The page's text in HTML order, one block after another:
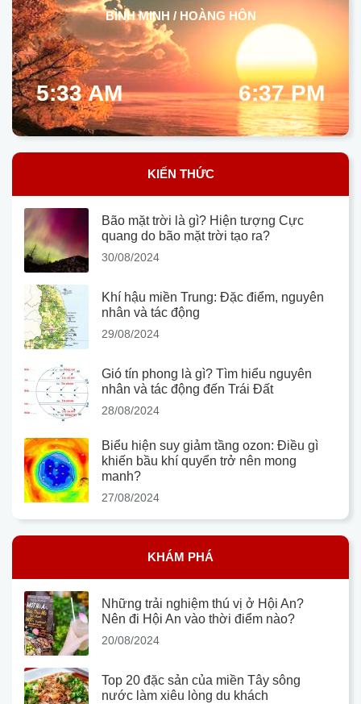
BÌNH MINH / HOÀNG HÔN
5:33 AM 6:37 PM
KIẾN THỨC
Bão mặt trời là gì? Hiện tượng Cực
quang do bão mặt trời tạo ra?
30/08/2024
Khí hậu miền Trung: Đặc điểm, nguyên
nhân và tác động
29/08/2024
Gió tín phong là gì? Tìm hiểu nguyên
nhân và tác động đến Trái Đất
28/08/2024
Biểu hiện suy giảm tầng ozon: Điều gì
khiến bầu khí quyển trở nên mong
manh?
27/08/2024
KHÁM PHÁ
Những trải nghiệm thú vị ở Hội An?
Nên đi Hội An vào thời điểm nào?
20/08/2024
Top 20 đặc sản của miền Tây sông
nước làm xiêu lòng du khách